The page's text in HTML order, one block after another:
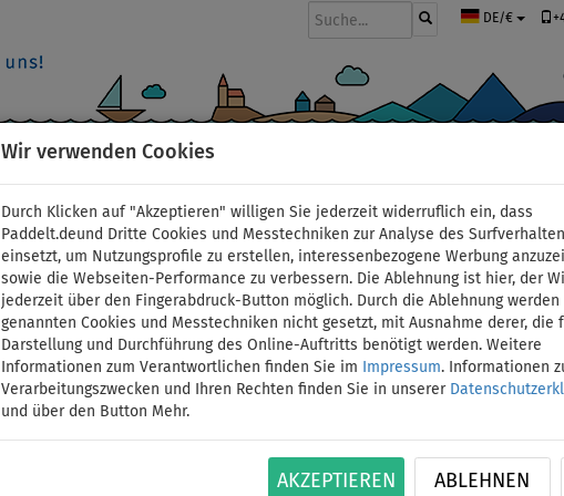
Wir verwenden Cookies
Durch Klicken auf "Akzeptieren" willigen Sie jederzeit widerruflich ein, dass
Paddelt.deund Dritte Cookies und Messtechniken zur Analyse des
einsetzt, um Nutzungsprofile zu erstellen, interessenbezogene Werbung
sowie die Webseiten-Performance zu verbessern. Die Ablehnung ist hier, der
jederzeit über den Fingerabdruck-Button möglich. Durch die Ablehnung werden
genannten Cookies und Messtechniken nicht gesetzt, mit Ausnahme derer, die
Darstellung und Durchführung des Online-Auftritts benötigt werden. Weitere
Informationen zum Verantwortlichen finden Sie im
Impressum. Informationen
Verarbeitungszwecken und Ihren Rechten finden Sie in unserer
und über den Button Mehr.
AKZEPTIEREN ABLEHNEN
DE/€
Schlauchboot
Luftboden - Set: mit
F5 3,6 kW